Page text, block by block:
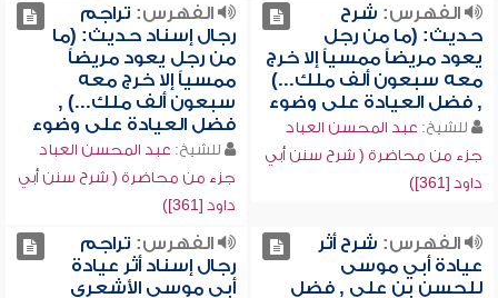
الفهرس: شرح
حديث: (ما من رجل
يعود مريضاً ممسياً إلا خرج
معه سبعون ألف ملك...)
, فضل العيادة على وضوء
للشيخ: عبد المحسن العباد
جزء من محاضرة ( شرح سنن أبي
داود [361])
الفهرس: تراجم
رجال إسناد حديث: (ما
من رجل يعود مريضاً
ممسياً إلا خرج معه
سبعون ألف ملك...) ,
فضل العيادة على وضوء
للشيخ: عبد المحسن العباد
جزء من محاضرة ( شرح سنن أبي
داود [361])
الفهرس: شرح أثر
عيادة أبي موسى
للحسن بن علي , فضل
الفهرس: تراجم
رجال إسناد أثر عيادة
أبي موسى الأشعري